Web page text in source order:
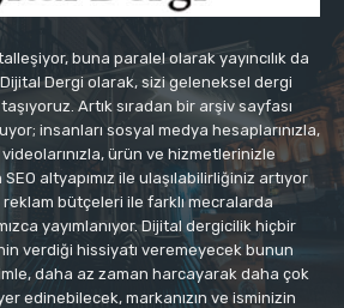
buna paralel olarak yayıncılık da
Dijital Dergi olarak, sizi geleneksel dergi
Artık sıradan bir arşiv sayfası
insanları sosyal medya hesaplarınızla,
ürün ve hizmetlerinizle
altyapımız ile ulaşılabilirliğiniz artıyor
reklam bütçeleri ile farklı mecralarda
yayımlanıyor. Dijital dergicilik hiçbir
verdiği hissiyatı veremeyecek bunun
daha az zaman harcayarak daha çok
edinebilecek, markanızın ve isminizin